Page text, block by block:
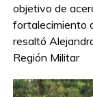
objetivo de
fortalecimiento
resaltó
Región Militar